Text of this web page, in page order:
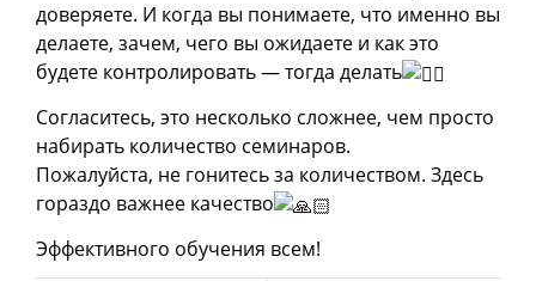
доверяете. И когда вы понимаете, что именно вы
делаете, зачем, чего вы ожидаете и как это
будете контролировать — тогда делать
Согласитесь, это несколько сложнее, чем просто
набирать количество семинаров.
Пожалуйста, не гонитесь за количеством. Здесь
гораздо важнее качество
Эффективного обучения всем!